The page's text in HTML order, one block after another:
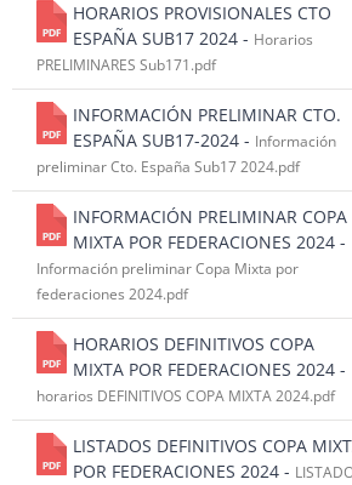
HORARIOS PROVISIONALES CTO
ESPAÑA SUB17 2024 - Horarios
PRELIMINARES Sub171.pdf
INFORMACIÓN PRELIMINAR CTO.
ESPAÑA SUB17-2024 - Información
preliminar Cto. España Sub17 2024.pdf
INFORMACIÓN PRELIMINAR COPA
MIXTA POR FEDERACIONES 2024 -
Información preliminar Copa Mixta por
federaciones 2024.pdf
HORARIOS DEFINITIVOS COPA
MIXTA POR FEDERACIONES 2024 -
horarios DEFINITIVOS COPA MIXTA 2024.pdf
LISTADOS DEFINITIVOS COPA
POR FEDERACIONES 2024 -